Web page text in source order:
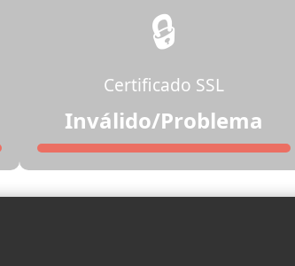
🔒
Certificado SSL
Inválido/Problema